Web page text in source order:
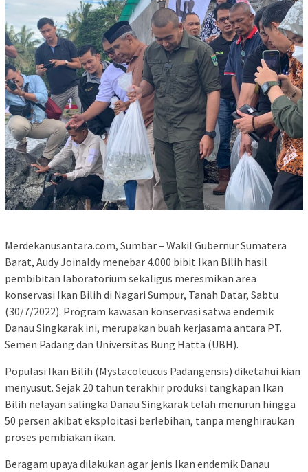
Merdekanusantara.com, Sumbar – Wakil Gubernur Sumatera
Barat, Audy Joinaldy menebar 4.000 bibit Ikan Bilih hasil
pembibitan laboratorium sekaligus meresmikan area
konservasi Ikan Bilih di Nagari Sumpur, Tanah Datar, Sabtu
(30/7/2022). Program kawasan konservasi satwa endemik
Danau Singkarak ini, merupakan buah kerjasama antara PT.
Semen Padang dan Universitas Bung Hatta (UBH).
Populasi Ikan Bilih (Mystacoleucus Padangensis) diketahui kian
menyusut. Sejak 20 tahun terakhir produksi tangkapan Ikan
Bilih nelayan salingka Danau Singkarak telah menurun hingga
50 persen akibat eksploitasi berlebihan, tanpa menghiraukan
proses pembiakan ikan.
Beragam upaya dilakukan agar jenis Ikan endemik Danau